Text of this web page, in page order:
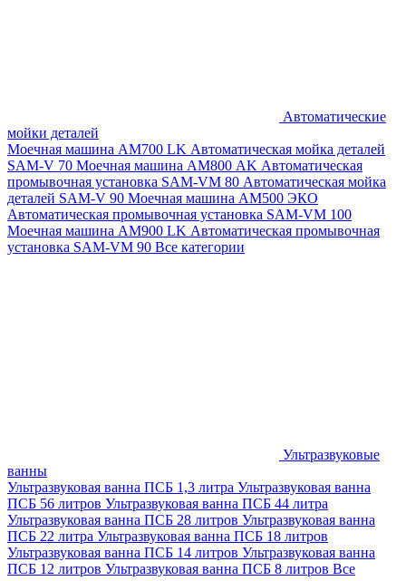
Автоматические
мойки деталей
Моечная машина AM700 LK Автоматическая мойка деталей
SAM-V 70 Моечная машина АМ800 AK Автоматическая
промывочная установка SAM-VM 80 Автоматическая мойка
деталей SAM-V 90 Моечная машина АМ500 ЭКО
Автоматическая промывочная установка SAM-VM 100
Моечная машина AM900 LK Автоматическая промывочная
установка SAM-VM 90 Все категории
Ультразвуковые
ванны
Ультразвуковая ванна ПСБ 1,3 литра Ультразвуковая ванна
ПСБ 56 литров Ультразвуковая ванна ПСБ 44 литра
Ультразвуковая ванна ПСБ 28 литров Ультразвуковая ванна
ПСБ 22 литра Ультразвуковая ванна ПСБ 18 литров
Ультразвуковая ванна ПСБ 14 литров Ультразвуковая ванна
ПСБ 12 литров Ультразвуковая ванна ПСБ 8 литров Все